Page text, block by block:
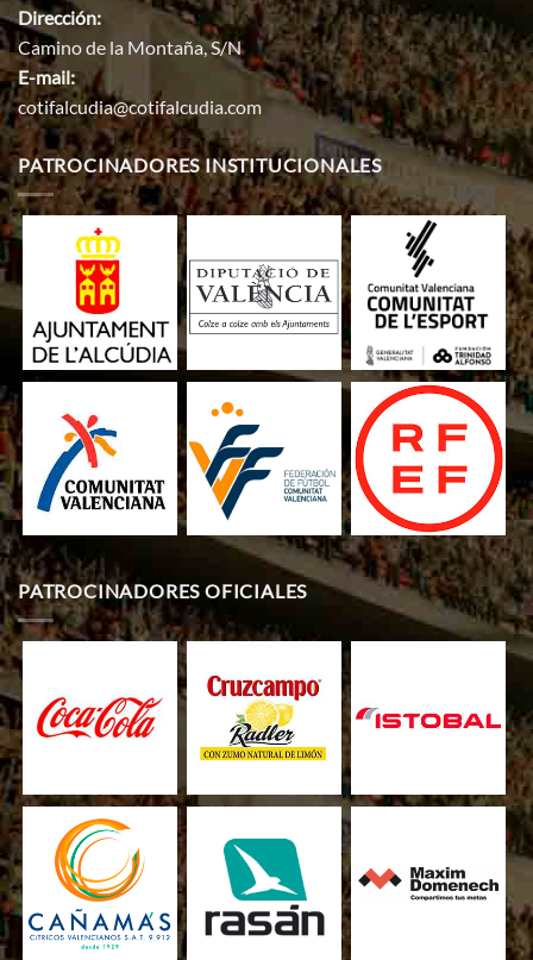
Dirección:
Camino de la Montaña, S/N
E-mail:
cotifalcudia@cotifalcudia.com
PATROCINADORES INSTITUCIONALES
PATROCINADORES OFICIALES